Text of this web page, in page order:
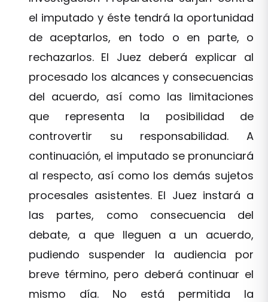
el imputado y éste tendrá la oportunidad
de aceptarlos, en todo o en parte, o
rechazarlos. El Juez deberá explicar al
procesado los alcances y consecuencias
del acuerdo, así como las limitaciones
que representa la posibilidad de
controvertir su responsabilidad. A
continuación, el imputado se pronunciará
al respecto, así como los demás sujetos
procesales asistentes. El Juez instará a
las partes, como consecuencia del
debate, a que lleguen a un acuerdo,
pudiendo suspender la audiencia por
breve término, pero deberá continuar el
mismo día. No está permitida la